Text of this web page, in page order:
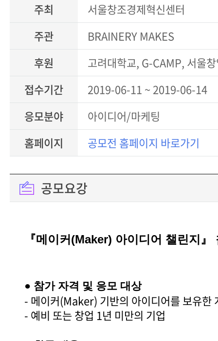
주최
서울창조경제혁신센터
주관
BRAINERY MAKES
후원
고려대학교, G-CAMP, 서울
접수기간
2019-06-11 ~ 2019-06-14
응모분야
아이디어/마케팅
홈페이지
공모전 홈페이지 바로가기
공모요강
『메이커(Maker) 아이디어 챌린지
● 참가 자격 및 응모 대상
- 메이커(Maker) 기반의 아이디어를 보유한
- 예비 또는 창업 1년 미만의 기업